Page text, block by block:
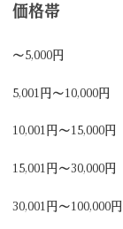
価格帯
～5,000円
5,001円～10,000円
10,001円～15,000円
15,001円～30,000円
30,001円～100,000円